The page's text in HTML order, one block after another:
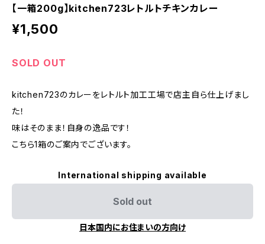
【一箱200g】kitchen723レトルトチキンカレー
¥1,500
SOLD OUT
kitchen723のカレーをレトルト加工工場で店主自ら仕上げまし
た！
味はそのまま！自身の逸品です！
こちら1箱のご案内でございます。
International shipping available
Sold out
日本国内にお住まいの方向け